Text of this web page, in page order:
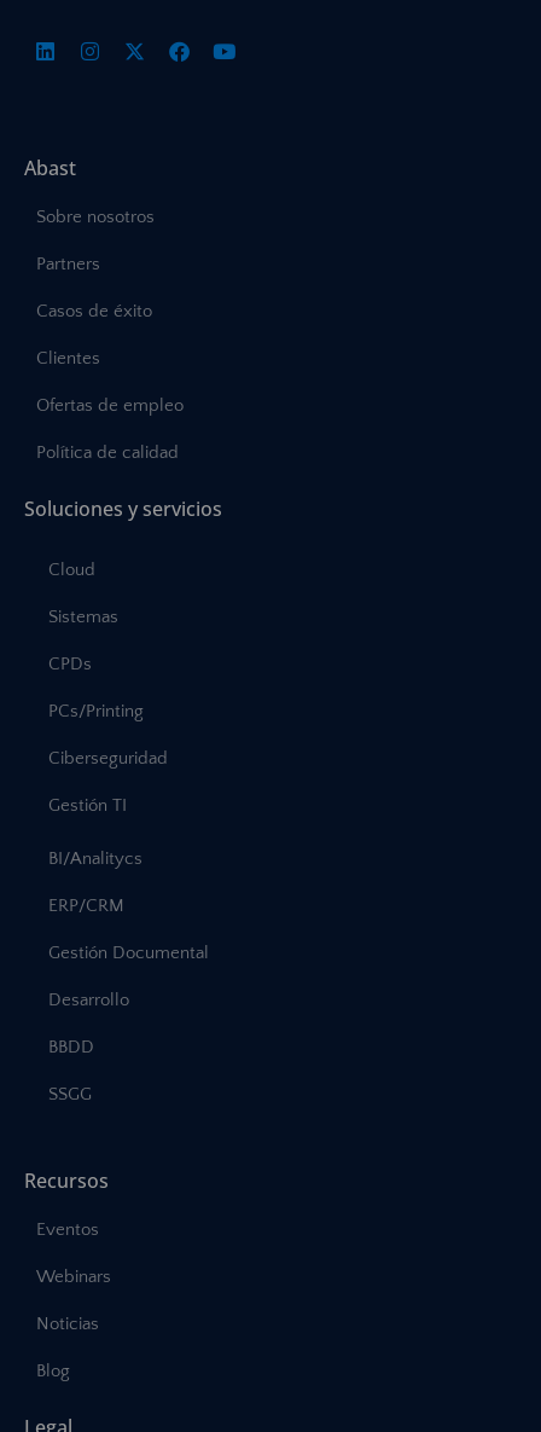
Abast
Sobre nosotros
Partners
Casos de éxito
Clientes
Ofertas de empleo
Política de calidad
Soluciones y servicios
Cloud
Sistemas
CPDs
PCs/Printing
Ciberseguridad
Gestión TI
BI/Analitycs
ERP/CRM
Gestión Documental
Desarrollo
BBDD
SSGG
Recursos
Eventos
Webinars
Noticias
Blog